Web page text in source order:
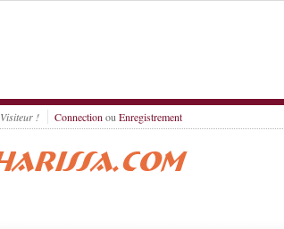
! Connection ou Enregistrement